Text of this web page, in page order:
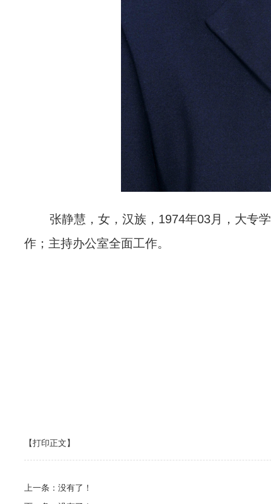
张静慧，女，汉族，1974年03月，大专学
作；主持办公室全面工作。
【打印正文】
上一条：没有了！